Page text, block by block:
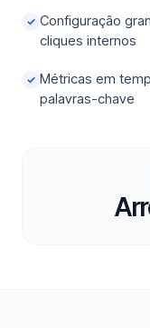
✓ Configuração
cliques internos
✓ Métricas em
palavras-chave